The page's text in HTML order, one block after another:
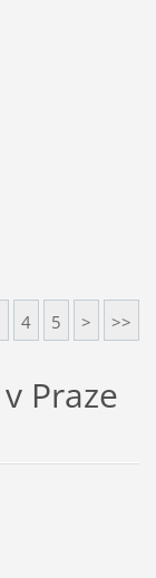
4 5 > >>
Praze